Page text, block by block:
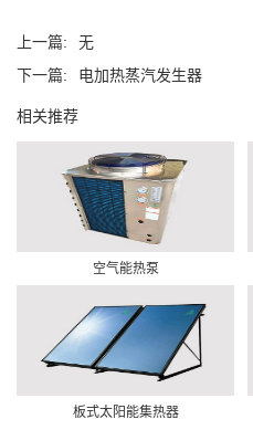
上一篇:
无
下一篇:
电加热蒸汽发生器
相关推荐
空气能热泵
板式太阳能集热器